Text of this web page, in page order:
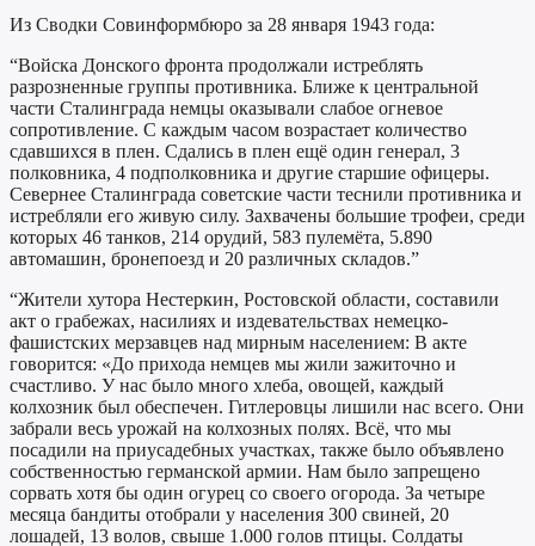
Из Сводки Совинформбюро за 28 января 1943 года:
“Войска Донского фронта продолжали истреблять
разрозненные группы противника. Ближе к центральной
части Сталинграда немцы оказывали слабое огневое
сопротивление. С каждым часом возрастает количество
сдавшихся в плен. Сдались в плен ещё один генерал, 3
полковника, 4 подполковника и другие старшие офицеры.
Севернее Сталинграда советские части теснили противника и
истребляли его живую силу. Захвачены большие трофеи, среди
которых 46 танков, 214 орудий, 583 пулемёта, 5.890
автомашин, бронепоезд и 20 различных складов.”
“Жители хутора Нестеркин, Ростовской области, составили
акт о грабежах, насилиях и издевательствах немецко-
фашистских мерзавцев над мирным населением: В акте
говорится: «До прихода немцев мы жили зажиточно и
счастливо. У нас было много хлеба, овощей, каждый
колхозник был обеспечен. Гитлеровцы лишили нас всего. Они
забрали весь урожай на колхозных полях. Всё, что мы
посадили на приусадебных участках, также было объявлено
собственностью германской армии. Нам было запрещено
сорвать хотя бы один огурец со своего огорода. За четыре
месяца бандиты отобрали у населения 300 свиней, 20
лошадей, 13 волов, свыше 1.000 голов птицы. Солдаты